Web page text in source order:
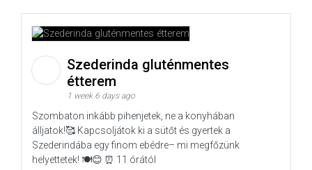
Szederinda gluténmentes
étterem
1 week 6 days ago
Szombaton inkább pihenjetek, ne a konyhában
álljatok!🥰 Kapcsoljátok ki a sütőt és gyertek a
Szederindába egy finom ebédre– mi megfőzünk
helyettetek! 🍽️😊 ⏰ 11 órától